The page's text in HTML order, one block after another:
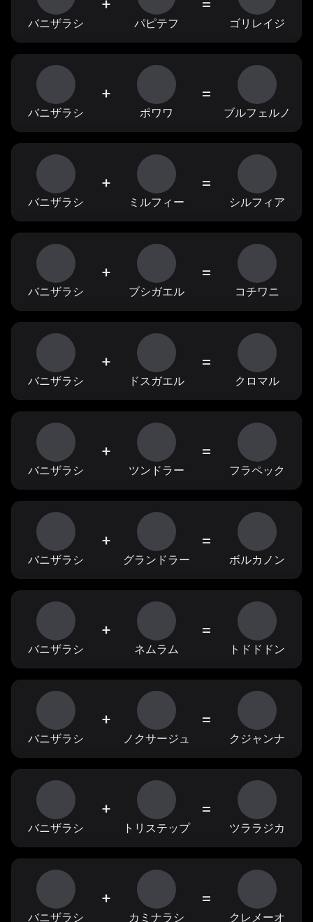
バニザラシ パピテフ ゴリレイジ
バニザラシ
+
ポワワ
=
ブルフェルノ
バニザラシ
+
ミルフィー
=
シルフィア
バニザラシ
+
ブシガエル
=
コチワニ
バニザラシ
+
ドスガエル
=
クロマル
バニザラシ
+
ツンドラー
=
フラペック
バニザラシ
+
グランドラー
=
ボルカノン
バニザラシ
+
ネムラム
=
トドドドン
バニザラシ
+
ノクサージュ
=
クジャンナ
バニザラシ
+
トリステップ
=
ツララジカ
バニザラシ
+
カミナラシ
=
クレメーオ